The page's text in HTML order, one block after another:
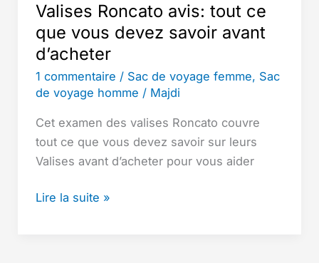
Valises Roncato avis: tout ce
que vous devez savoir avant
d’acheter
1 commentaire / Sac de voyage femme, Sac
de voyage homme / Majdi
Cet examen des valises Roncato couvre
tout ce que vous devez savoir sur leurs
Valises avant d’acheter pour vous aider
Valises
Lire la suite »